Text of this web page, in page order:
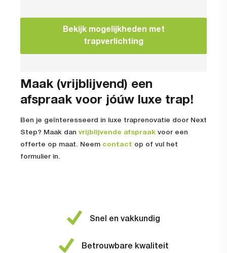
Bekijk mogelijkheden met
trapverlichting
Maak (vrijblijvend) een
afspraak voor jóúw luxe trap!
Ben je geïnteresseerd in luxe traprenovatie door Next
Step? Maak dan vrijblijvende afspraak voor een
offerte op maat. Neem contact op of vul het
formulier in.
Snel en vakkundig
Betrouwbare kwaliteit